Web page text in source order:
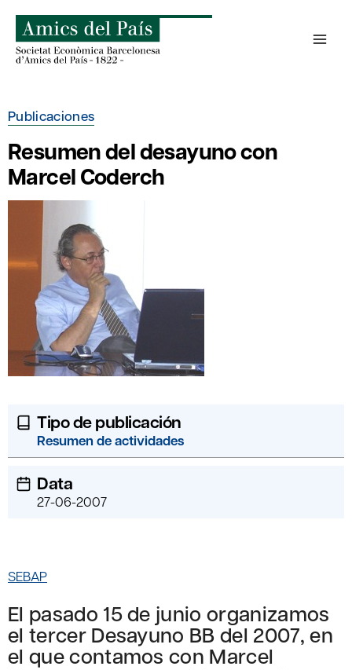
contenido
Publicaciones
Resumen del desayuno con
Marcel Coderch
Tipo de publicación
Resumen de actividades
Data
27-06-2007
SEBAP
El pasado 15 de junio organizamos
el tercer Desayuno BB del 2007, en
el que contamos con Marcel